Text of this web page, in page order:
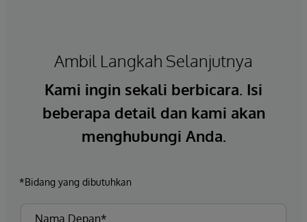
Ambil Langkah Selanjutnya
Kami ingin sekali berbicara. Isi
beberapa detail dan kami akan
menghubungi Anda.
*Bidang yang dibutuhkan